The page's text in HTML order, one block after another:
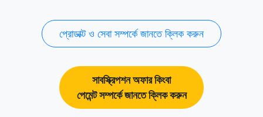
প্রোডাক্ট ও সেবা সম্পর্কে জানতে ক্লিক করুন
সাবস্ক্রিপশন অফার কিংবা
পেমেন্ট সম্পর্কে জানতে ক্লিক করুন